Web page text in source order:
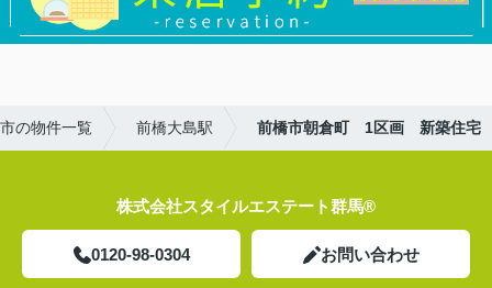
の物件一覧 前橋大島駅 前橋市朝倉町 1区画 新築住宅
株式会社スタイルエステート群馬®
0120-98-0304 お問い合わせ